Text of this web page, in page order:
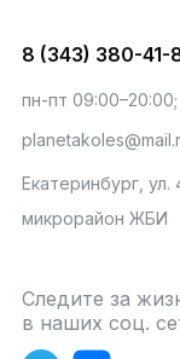
8 (343) 380-41-
пн-пт
Екатеринбург,
микрорайон ЖБИ
Следите за
в наших соц.